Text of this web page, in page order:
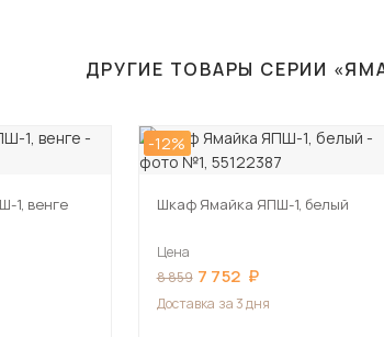
ДРУГИЕ ТОВАРЫ СЕРИИ
1, венге
-12%
Шкаф Ямайка ЯПШ-1, белый
Цена
8 859 7 752
Доставка за 3 дня